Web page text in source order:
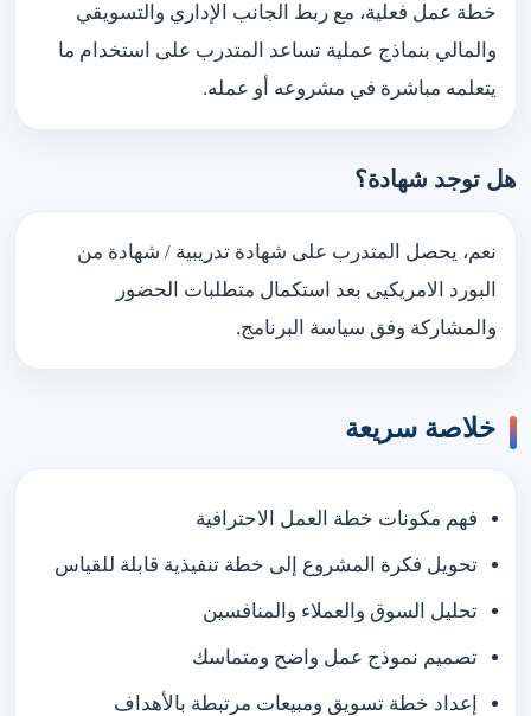
خطة عمل فعلية، مع ربط الجانب الإداري والتسويقي
والمالي بنماذج عملية تساعد المتدرب على استخدام ما
يتعلمه مباشرة في مشروعه أو عمله.
هل توجد شهادة؟
نعم، يحصل المتدرب على شهادة تدريبية / شهادة من
البورد الامريكيى بعد استكمال متطلبات الحضور
والمشاركة وفق سياسة البرنامج.
خلاصة سريعة
فهم مكونات خطة العمل الاحترافية
تحويل فكرة المشروع إلى خطة تنفيذية قابلة للقياس
تحليل السوق والعملاء والمنافسين
تصميم نموذج عمل واضح ومتماسك
إعداد خطة تسويق ومبيعات مرتبطة بالأهداف